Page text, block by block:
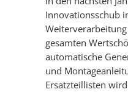
Innovationsschub
gesamten
automatische
und
Ersatzteillisten